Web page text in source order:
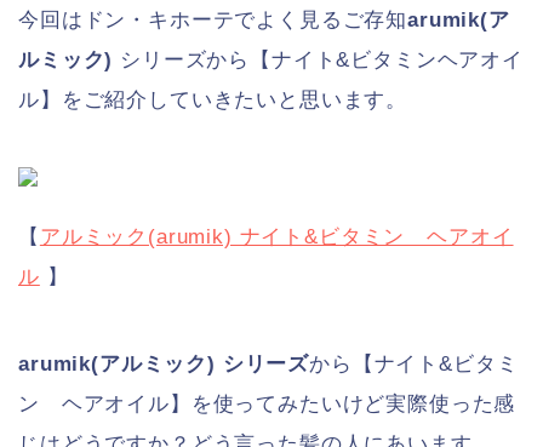
今回はドン・キホーテでよく見るご存知arumik(ア
ルミック) シリーズから【ナイト&ビタミンヘアオイ
ル】をご紹介していきたいと思います。
【 アルミック(arumik) ナイト&ビタミン ヘアオイ
ル 】
arumik(アルミック) シリーズから【ナイト&ビタミ
ン ヘアオイル】を使ってみたいけど実際使った感